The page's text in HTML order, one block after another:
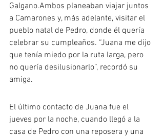
Galgano.Ambos planeaban viajar juntos
a Camarones y, más adelante, visitar el
pueblo natal de Pedro, donde él quería
celebrar su cumpleaños. “Juana me dijo
que tenía miedo por la ruta larga, pero
no quería desilusionarlo”, recordó su
amiga.
El último contacto de Juana fue el
jueves por la noche, cuando llegó a la
casa de Pedro con una reposera y una